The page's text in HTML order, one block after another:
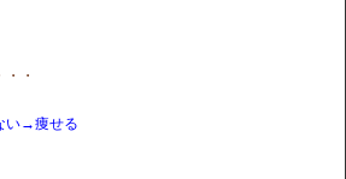
・
い→痩せる